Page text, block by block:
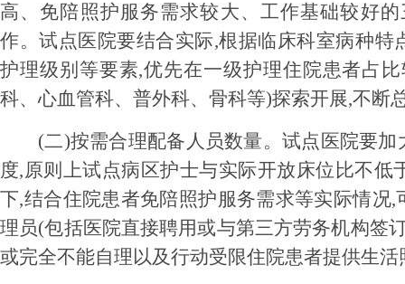
高、免陪照护服务需求较大、工作基础较好
作。试点医院要结合实际,根据临床科室病种
护理级别等要素,优先在一级护理住院患者占
科、心血管科、普外科、骨科等)探索开展,不断
(二)按需合理配备人员数量。 试点医院要加
度,原则上试点病区护士与实际开放床位比不低
下,结合住院患者免陪照护服务需求等实际情况
理员(包括医院直接聘用或与第三方劳务机构签
或完全不能自理以及行动受限住院患者提供生活